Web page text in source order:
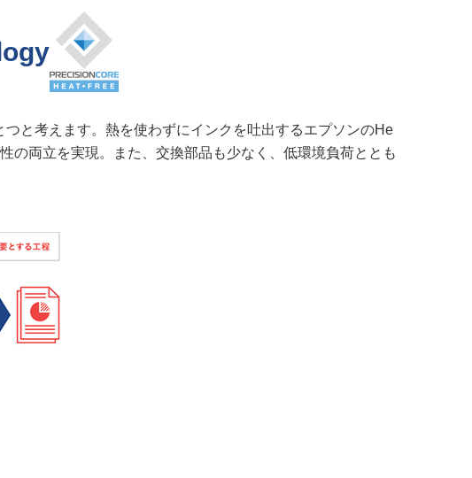
と考えます。熱を使わずにインクを吐出するエプソンのHe
の両立を実現。また、交換部品も少なく、低環境負荷ととも